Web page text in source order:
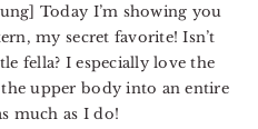
Today I’m showing you
my secret favorite! Isn’t
fella? I especially love the
upper body into an entire
much as I do!